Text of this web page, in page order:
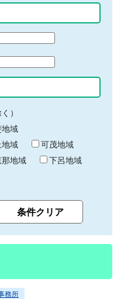
）
地域
地域
可茂地域
那地域
下呂地域
務所